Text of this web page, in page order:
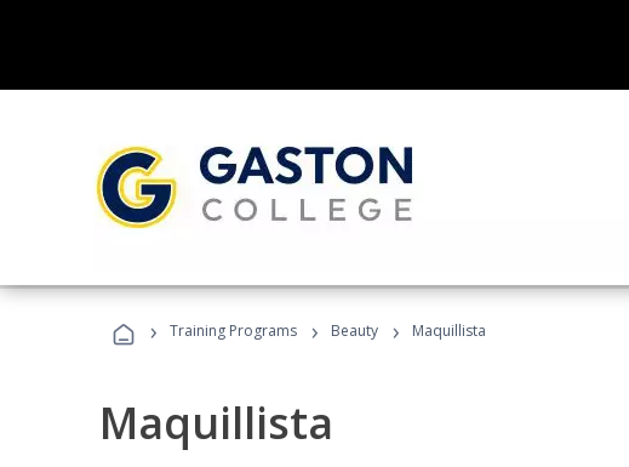
› Training Programs › Beauty › Maquillista
Maquillista